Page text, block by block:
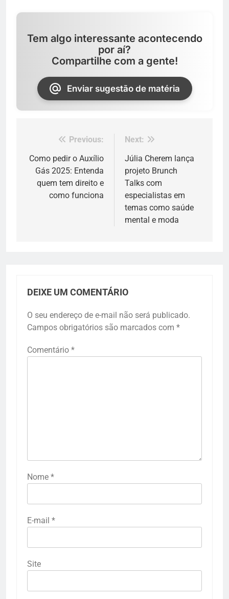
Tem algo interessante acontecendo
por aí?
Compartilhe com a gente!
Enviar sugestão de matéria
Navegação
de
Post
Previous:
Como pedir o Auxílio
Gás 2025: Entenda
quem tem direito e
como funciona
Next:
Júlia Cherem lança
projeto Brunch
Talks com
especialistas em
temas como saúde
mental e moda
DEIXE UM COMENTÁRIO
O seu endereço de e-mail não será publicado.
Campos obrigatórios são marcados com *
Comentário *
Nome *
E-mail *
Site